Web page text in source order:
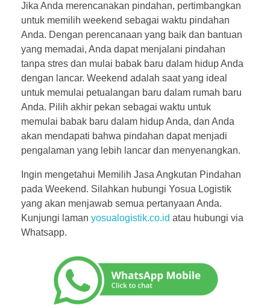
Jika Anda merencanakan pindahan, pertimbangkan
untuk memilih weekend sebagai waktu pindahan
Anda. Dengan perencanaan yang baik dan bantuan
yang memadai, Anda dapat menjalani pindahan
tanpa stres dan mulai babak baru dalam hidup Anda
dengan lancar. Weekend adalah saat yang ideal
untuk memulai petualangan baru dalam rumah baru
Anda. Pilih akhir pekan sebagai waktu untuk
memulai babak baru dalam hidup Anda, dan Anda
akan mendapati bahwa pindahan dapat menjadi
pengalaman yang lebih lancar dan menyenangkan.
Ingin mengetahui Memilih Jasa Angkutan Pindahan
pada Weekend. Silahkan hubungi Yosua Logistik
yang akan menjawab semua pertanyaan Anda.
Kunjungi laman yosualogistik.co.id atau hubungi via
Whatsapp.